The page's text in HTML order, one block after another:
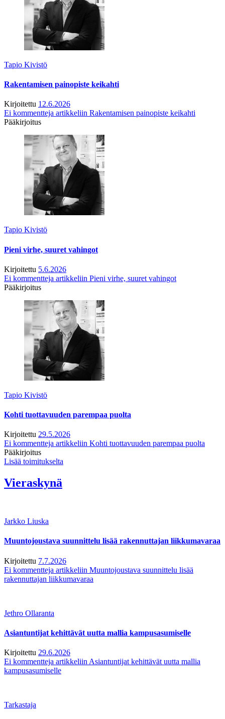
Tapio Kivistö
Rakentamisen painopiste keikahti
Kirjoitettu 12.6.2026
Ei kommentteja artikkeliin Rakentamisen painopiste keikahti
Pääkirjoitus
Tapio Kivistö
Pieni virhe, suuret vahingot
Kirjoitettu 5.6.2026
Ei kommentteja artikkeliin Pieni virhe, suuret vahingot
Pääkirjoitus
Tapio Kivistö
Kohti tuottavuuden parempaa puolta
Kirjoitettu 29.5.2026
Ei kommentteja artikkeliin Kohti tuottavuuden parempaa puolta
Pääkirjoitus
Lisää toimitukselta
Vieraskynä
Jarkko Liuska
Muuntojoustava suunnittelu lisää rakennuttajan liikkumavaraa
Kirjoitettu 7.7.2026
Ei kommentteja artikkeliin Muuntojoustava suunnittelu lisää
rakennuttajan liikkumavaraa
Jethro Ollaranta
Asiantuntijat kehittävät uutta mallia kampusasumiselle
Kirjoitettu 29.6.2026
Ei kommentteja artikkeliin Asiantuntijat kehittävät uutta mallia
kampusasumiselle
Tarkastaja